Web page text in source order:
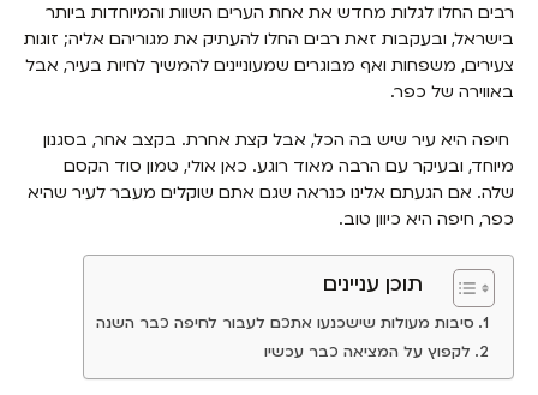
רבים החלו לגלות מחדש את אחת הערים השוות והמיוחדות ביותר
בישראל, ובעקבות זאת רבים החלו להעתיק את מגוריהם אליה; זוגות
צעירים, משפחות ואף מבוגרים שמעוניינים להמשיך לחיות בעיר, אבל
באווירה של כפר.
חיפה היא עיר שיש בה הכל, אבל קצת אחרת. בקצב אחר, בסגנון
מיוחד, ובעיקר עם הרבה מאוד רוגע. כאן אולי, טמון סוד הקסם
שלה. אם הגעתם אלינו כנראה שגם אתם שוקלים מעבר לעיר שהיא
כפר, חיפה היא כיוון טוב.
תוכן עניינים
סיבות מעולות שישכנעו אתכם לעבור לחיפה כבר השנה
לקפוץ על המציאה כבר עכשיו